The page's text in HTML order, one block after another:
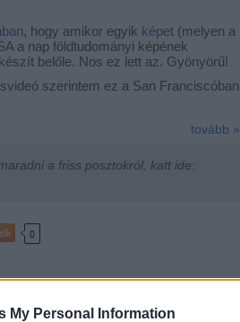
My Personal Information
, hogy amikor egyik képet (melyen a
a nap földtudományi képének
belőle. Nos ez lett az. Gyönyörű!
szerintem ez a San Franciscóban
tovább »
a friss posztokról, katt ide:
0